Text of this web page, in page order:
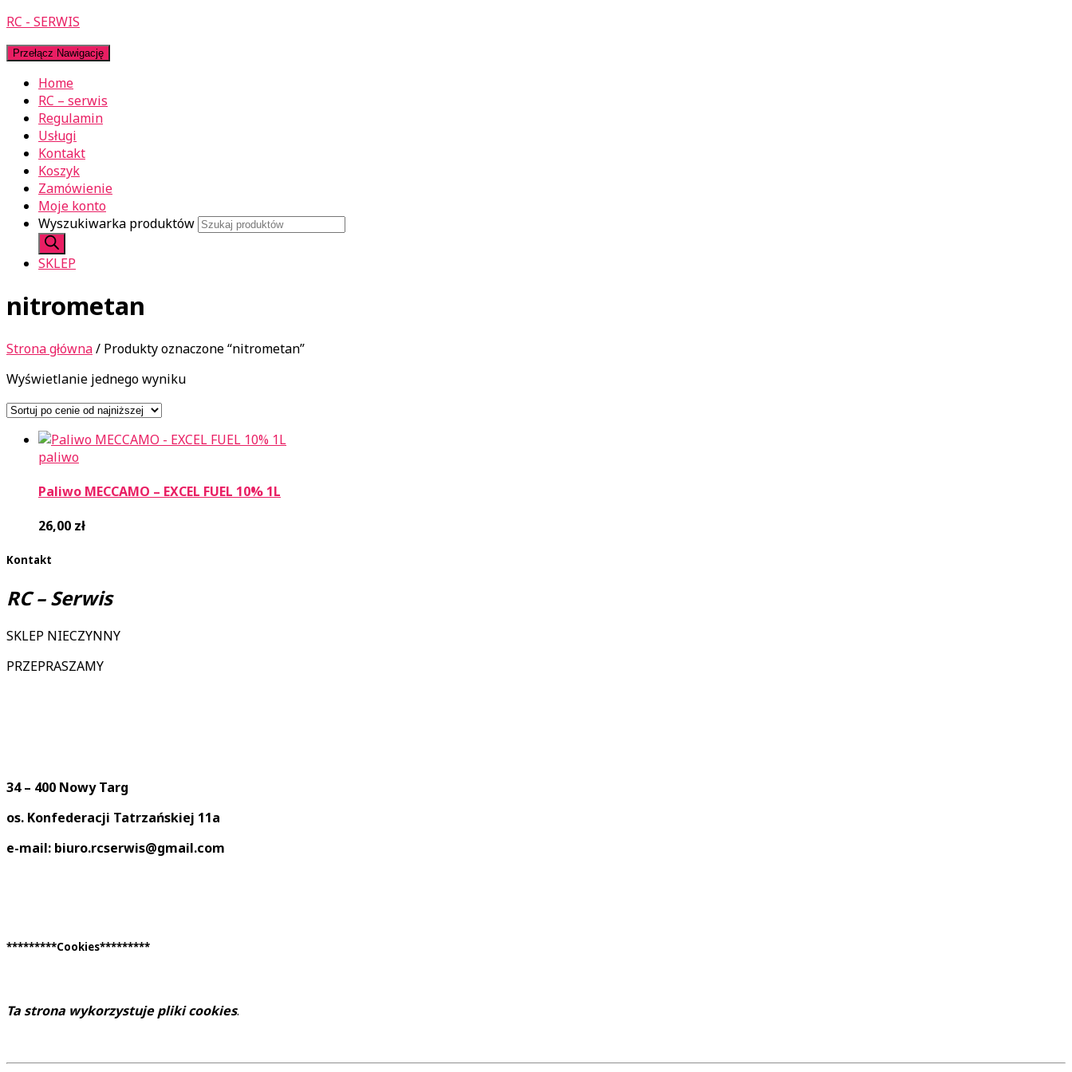
RC - SERWIS
Przełącz Nawigację
Home
RC – serwis
Regulamin
Usługi
Kontakt
Koszyk
Zamówienie
Moje konto
Wyszukiwarka produktów
SKLEP
nitrometan
Strona główna/ Produkty oznaczone “nitrometan”
Wyświetlanie jednego wyniku
paliwo
Paliwo MECCAMO – EXCEL FUEL 10% 1L
26,00 zł
Kontakt
RC – Serwis
SKLEP NIECZYNNY
PRZEPRASZAMY
34 – 400 Nowy Targ
os. Konfederacji Tatrzańskiej 11a
e-mail: biuro.rcserwis@gmail.com
*********Cookies*********
Ta strona wykorzystuje pliki cookies.